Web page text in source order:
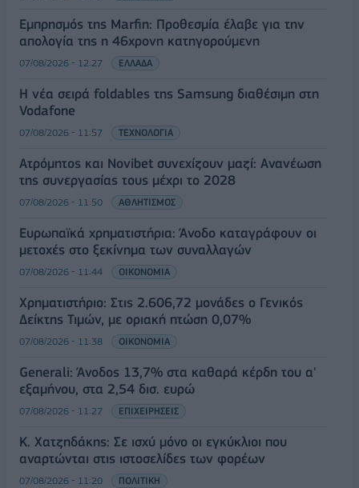
Εμπρησμός της Marfin: Προθεσμία έλαβε για την
απολογία της η 46χρονη κατηγορούμενη
07/08/2026 - 12:27 ΕΛΛΑΔΑ
Η νέα σειρά foldables της Samsung διαθέσιμη στη
Vodafone
07/08/2026 - 11:57 ΤΕΧΝΟΛΟΓΙΑ
Ατρόμητος και Novibet συνεχίζουν μαζί: Ανανέωση
της συνεργασίας τους μέχρι το 2028
07/08/2026 - 11:50 ΑΘΛΗΤΙΣΜΟΣ
Ευρωπαϊκά χρηματιστήρια: Άνοδο καταγράφουν οι
μετοχές στο ξεκίνημα των συναλλαγών
07/08/2026 - 11:44 ΟΙΚΟΝΟΜΙΑ
Χρηματιστήριο: Στις 2.606,72 μονάδες ο Γενικός
Δείκτης Τιμών, με οριακή πτώση 0,07%
07/08/2026 - 11:38 ΟΙΚΟΝΟΜΙΑ
Generali: Άνοδος 13,7% στα καθαρά κέρδη του α'
εξαμήνου, στα 2,54 δισ. ευρώ
07/08/2026 - 11:27 ΕΠΙΧΕΙΡΗΣΕΙΣ
Κ. Χατζηδάκης: Σε ισχύ μόνο οι εγκύκλιοι που
αναρτώνται στις ιστοσελίδες των φορέων
07/08/2026 - 11:20 ΠΟΛΙΤΙΚΗ